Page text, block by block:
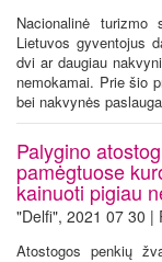
Nacionalinė turizmo
Lietuvos gyventojus
dvi ar daugiau
nemokamai. Prie šio
bei nakvynės
Palygino
pamėgtuose
kainuoti pigiau
"Delfi", 2021 07 30 |
Atostogos penkių